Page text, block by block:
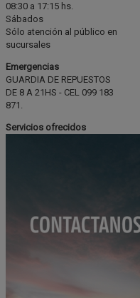
08:30 a 17:15 hs.
Sábados
Sólo atención al público en
sucursales
Emergencias
GUARDIA DE REPUESTOS
DE 8 A 21HS - CEL 099 183
871.
Servicios ofrecidos